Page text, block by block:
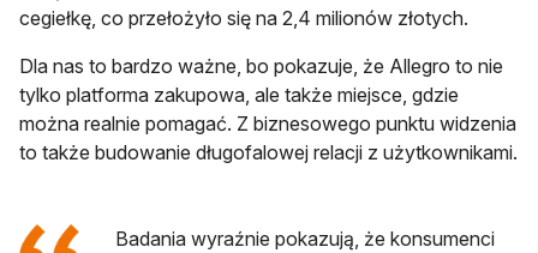
cegiełkę, co przełożyło się na 2,4 milionów złotych.
Dla nas to bardzo ważne, bo pokazuje, że Allegro to nie
tylko platforma zakupowa, ale także miejsce, gdzie
można realnie pomagać. Z biznesowego punktu widzenia
to także budowanie długofalowej relacji z użytkownikami.
Badania wyraźnie pokazują, że konsumenci